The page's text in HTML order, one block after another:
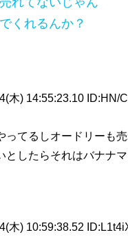
くれるんか？
木) 14:55:23.10 ID:HN/
ってるしオードリーも
としたらそれはバナナ
木) 10:59:38.52